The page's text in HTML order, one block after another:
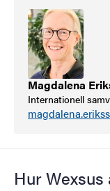
Magdalena
Internationell
Hur